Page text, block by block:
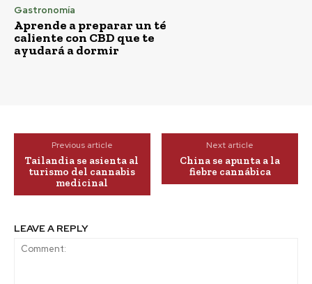
Gastronomía
Aprende a preparar un té
caliente con CBD que te
ayudará a dormir
Previous article
Tailandia se asienta al
turismo del cannabis
medicinal
Next article
China se apunta a la
fiebre cannábica
LEAVE A REPLY